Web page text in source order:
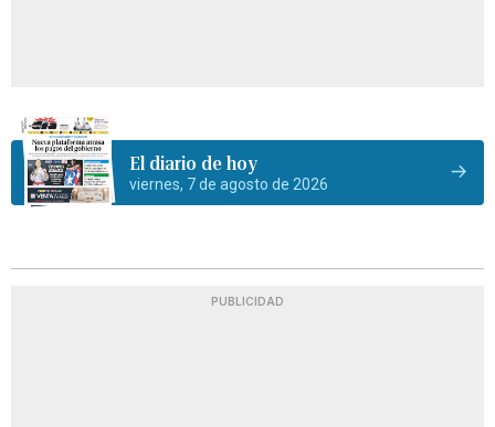
El diario de hoy
viernes, 7 de agosto de 2026
PUBLICIDAD